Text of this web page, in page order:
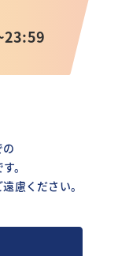
。
慮ください。